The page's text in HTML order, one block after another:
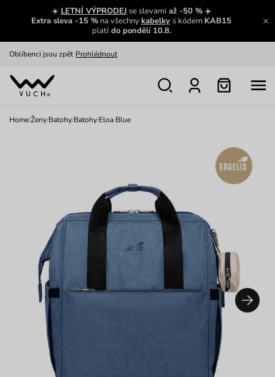
☀️ LETNÍ VÝPRODEJ se slevamiaž -50 %☀️
Extra sleva -15 % na všechnykabelky s kódem KAB15
platído pondělí 10.8.
Zajímavosti ze světa Vuch:
Zobrazit
Oblíbenci jsou zpět Prohlédnout
Nech se inspirovat
Home/Ženy/Batohy/Batohy/Eloa Blue